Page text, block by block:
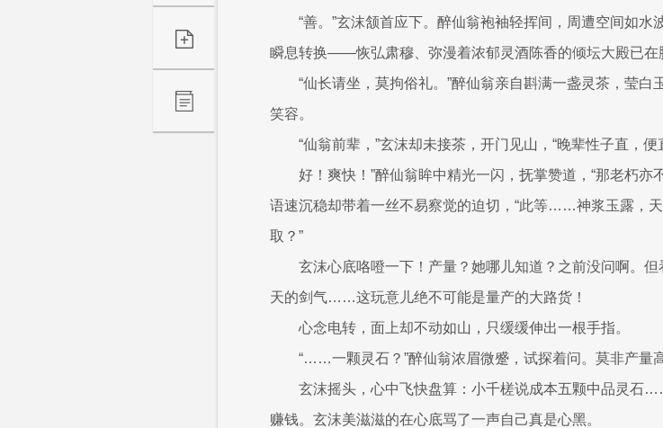
“善。”玄沫颔首应下。醉仙翁袍袖轻挥间，周遭空间如
瞬息转换——恢弘肃穆、弥漫着浓郁灵酒陈香的倾坛大殿已在
“仙长请坐，莫拘俗礼。”醉仙翁亲自斟满一盏灵茶，莹
笑容。
“仙翁前辈，”玄沫却未接茶，开门见山，“晚辈性子直，便
好！爽快！”醉仙翁眸中精光一闪，抚掌赞道，“那老朽
语速沉稳却带着一丝不易察觉的迫切，“此等……神浆玉露，
取？”
玄沫心底咯噔一下！产量？她哪儿知道？之前没问啊。
天的剑气……这玩意儿绝不可能是量产的大路货！
心念电转，面上却不动如山，只缓缓伸出一根手指。
“……一颗灵石？”醉仙翁浓眉微蹙，试探着问。莫非产量
玄沫摇头，心中飞快盘算：小千槎说成本五颗中品灵石
赚钱。玄沫美滋滋的在心底骂了一声自己真是心黑。